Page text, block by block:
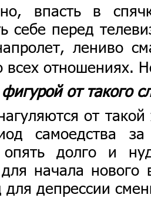
впасть в
себе перед
лениво
всех отношениях.
от такого
от
самоедства
долго и
начала
депрессии